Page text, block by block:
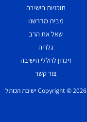
תוכניות הישיבה
מבית מדרשנו
שאל את הרב
גלריה
זיכרון לחללי הישיבה
צור קשר
Copyright © 2026 ישיבת הכותל